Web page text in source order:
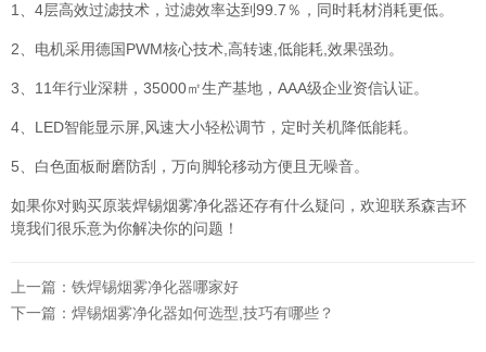
1、4层高效过滤技术，过滤效率达到99.7％，同时耗材消耗更低。
2、电机采用德国PWM核心技术,高转速,低能耗,效果强劲。
3、11年行业深耕，35000㎡生产基地，AAA级企业资信认证。
4、LED智能显示屏,风速大小轻松调节，定时关机降低能耗。
5、白色面板耐磨防刮，万向脚轮移动方便且无噪音。
如果你对购买原装焊锡烟雾净化器还存有什么疑问，欢迎联系森吉环
境我们很乐意为你解决你的问题！
上一篇： 铁焊锡烟雾净化器哪家好
下一篇： 焊锡烟雾净化器如何选型,技巧有哪些？